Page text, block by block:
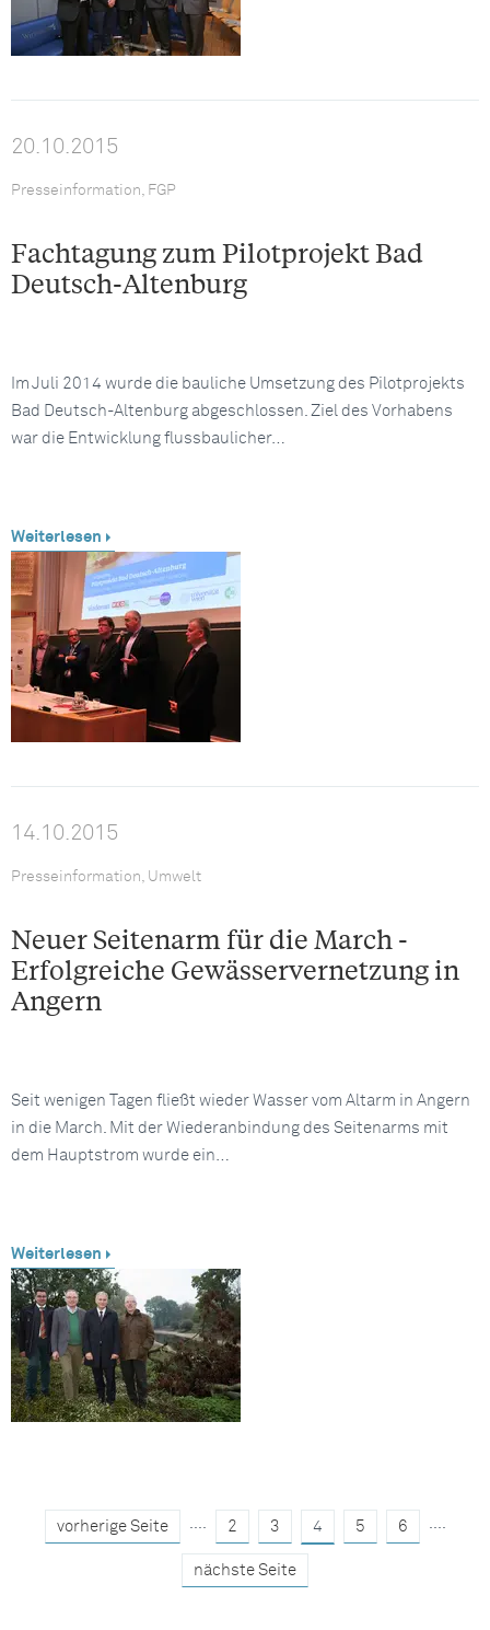
20.10.2015
Presseinformation, FGP
Fachtagung zum Pilotprojekt Bad
Deutsch-Altenburg
Im Juli 2014 wurde die bauliche Umsetzung des Pilotprojekts
Bad Deutsch-Altenburg abgeschlossen. Ziel des Vorhabens
war die Entwicklung flussbaulicher…
Weiterlesen
14.10.2015
Presseinformation, Umwelt
Neuer Seitenarm für die March -
Erfolgreiche Gewässervernetzung in
Angern
Seit wenigen Tagen fließt wieder Wasser vom Altarm in Angern
in die March. Mit der Wiederanbindung des Seitenarms mit
dem Hauptstrom wurde ein…
Weiterlesen
vorherige Seite .... 2 3 4 5 6 ....
nächste Seite